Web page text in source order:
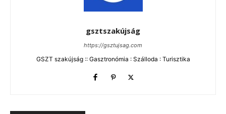
gsztszakújság
https://gsztujsag.com
GSZT szakújság :: Gasztronómia : Szálloda : Turisztika